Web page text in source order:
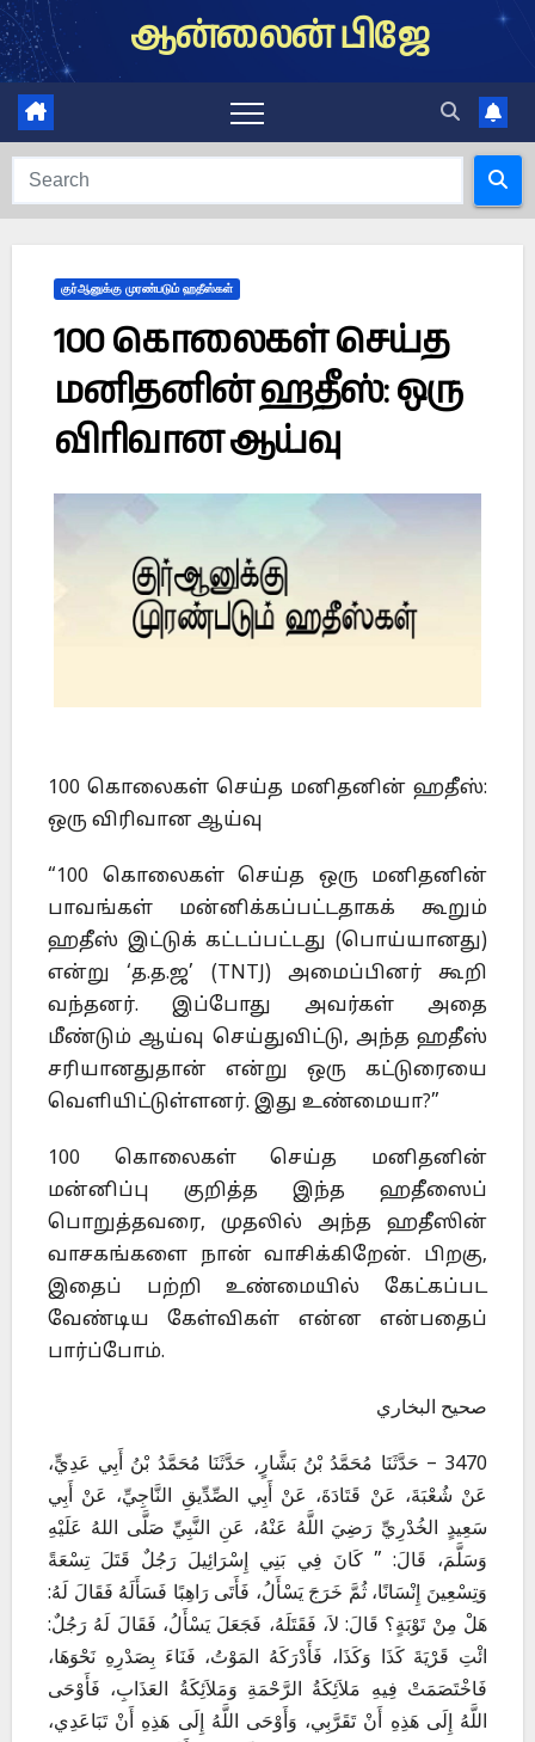
Skip
to
content
ஆன்லைன் பிஜே
குர்ஆனுக்கு முரண்படும் ஹதீஸ்கள்
100 கொலைகள் செய்த
மனிதனின் ஹதீஸ்: ஒரு
விரிவான ஆய்வு
100 கொலைகள் செய்த மனிதனின் ஹதீஸ்:
ஒரு விரிவான ஆய்வு
“100 கொலைகள் செய்த ஒரு மனிதனின்
பாவங்கள் மன்னிக்கப்பட்டதாகக் கூறும்
ஹதீஸ் இட்டுக் கட்டப்பட்டது (பொய்யானது)
என்று ‘த.த.ஜ’ (TNTJ) அமைப்பினர் கூறி
வந்தனர். இப்போது அவர்கள் அதை
மீண்டும் ஆய்வு செய்துவிட்டு, அந்த ஹதீஸ்
சரியானதுதான் என்று ஒரு கட்டுரையை
வெளியிட்டுள்ளனர். இது உண்மையா?”
100 கொலைகள் செய்த மனிதனின்
மன்னிப்பு குறித்த இந்த ஹதீஸைப்
பொறுத்தவரை, முதலில் அந்த ஹதீஸின்
வாசகங்களை நான் வாசிக்கிறேன். பிறகு,
இதைப் பற்றி உண்மையில் கேட்கப்பட
வேண்டிய கேள்விகள் என்ன என்பதைப்
பார்ப்போம்.
صحيح البخاري
3470 – حَدَّثَنَا مُحَمَّدُ بْنُ بَشَّارٍ، حَدَّثَنَا مُحَمَّدُ بْنُ أَبِي عَدِيٍّ،
عَنْ شُعْبَةَ، عَنْ قَتَادَةَ، عَنْ أَبِي الصِّدِّيقِ النَّاجِيِّ، عَنْ أَبِي
سَعِيدٍ الخُدْرِيِّ رَضِيَ اللَّهُ عَنْهُ، عَنِ النَّبِيِّ صَلَّى اللهُ عَلَيْهِ
وَسَلَّمَ، قَالَ: ” كَانَ فِي بَنِي إِسْرَائِيلَ رَجُلٌ قَتَلَ تِسْعَةً
وَتِسْعِينَ إِنْسَانًا، ثُمَّ خَرَجَ يَسْأَلُ، فَأَتَى رَاهِبًا فَسَأَلَهُ فَقَالَ لَهُ:
هَلْ مِنْ تَوْبَةٍ؟ قَالَ: لاَ، فَقَتَلَهُ، فَجَعَلَ يَسْأَلُ، فَقَالَ لَهُ رَجُلٌ:
ائْتِ قَرْيَةَ كَذَا وَكَذَا، فَأَدْرَكَهُ المَوْتُ، فَنَاءَ بِصَدْرِهِ نَحْوَهَا،
فَاخْتَصَمَتْ فِيهِ مَلاَئِكَةُ الرَّحْمَةِ وَمَلاَئِكَةُ العَذَابِ، فَأَوْحَى
اللَّهُ إِلَى هَذِهِ أَنْ تَقَرَّبِي، وَأَوْحَى اللَّهُ إِلَى هَذِهِ أَنْ تَبَاعَدِي،